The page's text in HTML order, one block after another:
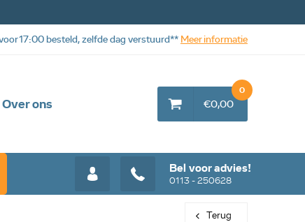
Over ons
Bel voor advies!
0113 - 250628
€0,00
0
17:00 besteld, zelfde dag verstuurd** Meer informatie
Terug